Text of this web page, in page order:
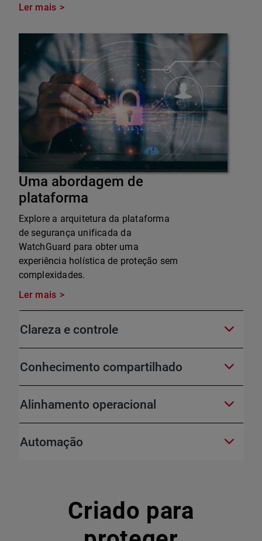
Ler mais
Uma abordagem de
plataforma
Explore a arquitetura da plataforma
de segurança unificada da
WatchGuard para obter uma
experiência holística de proteção sem
complexidades.
Ler mais
Clareza e controle
Conhecimento compartilhado
Alinhamento operacional
Automação
Criado para